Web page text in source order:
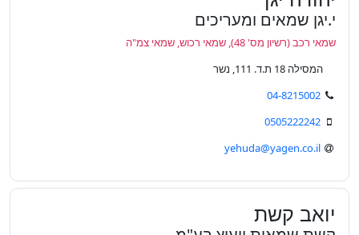
י.יגן שמאים ומעריכים
שמאי רכב (רשיון מס' 48), שמאי רכוש, שמאי צמ"ה
המסילה 18 ת.ד. 111, נשר
04-8215002
0505222242
yehuda@yagen.co.il
יואב קשת